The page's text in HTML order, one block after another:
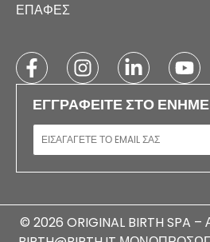
ΕΠΑΦΈΣ
ΕΓΓΡΑΦΕΊΤΕ ΣΤΟ
E-MAIL
© 2026 ORIGINAL BIRTH SPA